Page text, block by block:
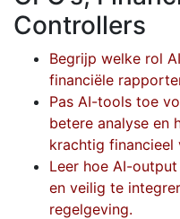
Controllers
Begrijp welke rol
financiële
Pas AI-tools toe
betere analyse en
krachtig financieel
Leer hoe AI-
en veilig te
regelgeving.